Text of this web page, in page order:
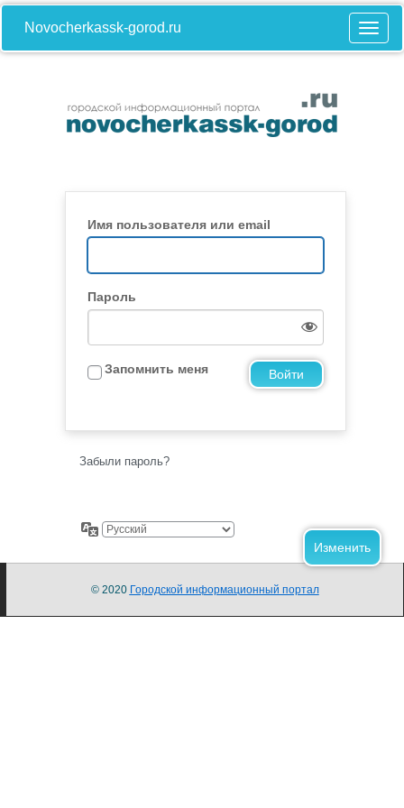
Novocherkassk-gorod.ru
Имя пользователя или email
Пароль
Запомнить меня
Забыли пароль?
© 2020 Городской информационный портал